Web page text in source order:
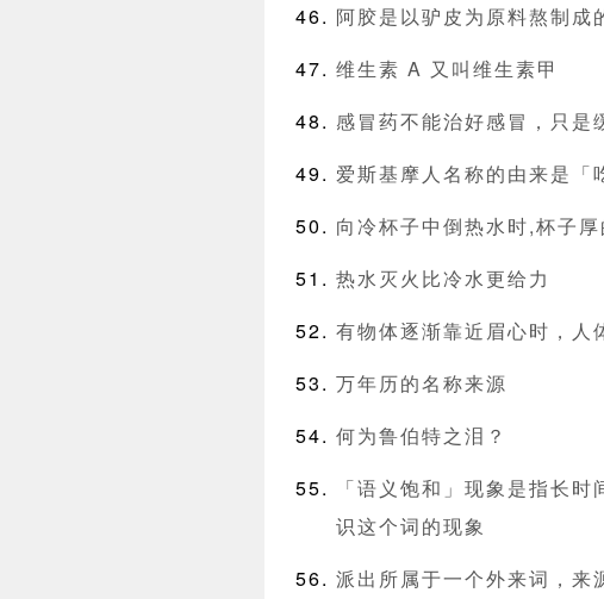
阿胶是以驴皮为原料熬制成
维生素 A 又叫维生素甲
感冒药不能治好感冒，只是
爱斯基摩人名称的由来是「
向冷杯子中倒热水时,杯子
热水灭火比冷水更给力
有物体逐渐靠近眉心时，人
万年历的名称来源
何为鲁伯特之泪？
「语义饱和」现象是指长
识这个词的现象
派出所属于一个外来词，来